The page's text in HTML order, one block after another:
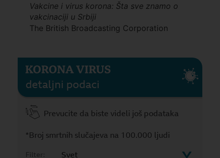
Vakcine i virus korona: Šta sve znamo o
vakcinaciji u Srbiji
The British Broadcasting Corporation